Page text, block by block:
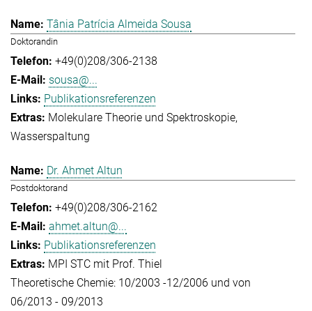
Tânia Patrícia Almeida Sousa
Doktorandin
+49(0)208/306-2138
sousa@...
Publikationsreferenzen
Molekulare Theorie und Spektroskopie
Wasserspaltung
Dr. Ahmet Altun
Postdoktorand
+49(0)208/306-2162
ahmet.altun@...
Publikationsreferenzen
MPI STC mit Prof. Thiel
Theoretische Chemie: 10/2003 -12/2006 und von
06/2013 - 09/2013